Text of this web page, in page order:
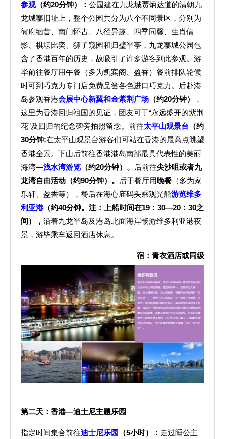
参观（约20分钟）： 公园建在九龙城贾炳达道的清朝九
龙城寨旧址上，整个公园共分为八个不同景区，分别为
衙府缅昔、南门怀古、八径异趣、四季同馨、生肖倩
影、棋坛比奕、狮子窥园和归璧半亭，九龙寨城公园包
含了香港百年的历史，故吸引了许多游客到此参观。游
毕前往餐厅用午餐（多为凯宾阁、盈香）餐前排队轮候
时可到巧克力专门店免费品尝各色进口巧克力。后赴港
岛参观香港会展中心新翼和金紫荆广场 （约20分钟）
，
这里为香港回归祖国的见证，团友可于“永远盛开的紫荆
花”及回归的纪念碑旁拍照留念。前往太平山观景台 （约
30分钟:在太平山观景台游客们可站在香港的最高点眺望
香港全景。下山后前往香港港岛南部最具代表性的美丽
海湾—浅水湾游览 （约20分钟）。 后前往尖沙咀或者九
龙湾自由活动（约90分钟）。
后于餐厅用晚餐 （多为家
乐轩、盈香等），餐后在海心庙码头乘观光船游览维多
利亚港（约40分钟。注：上船时间在19：30—20：30之
间）
， 沿着九龙半岛及港岛北面海岸畅游维多利亚港夜
景，游毕乘车返回酒店休息。
宿：青衣酒店或同级
第二天：香港—迪士尼主题乐园
指定时间集合前往迪士尼乐园 （5小时） ： 走过睡公主